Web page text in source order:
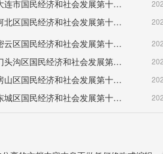
。莘县创智谷数字经济园区被确定
服务中心4个，改造提升村级服务
。医养健康产业发展良好，全县各
第二届香瓜电商节、第八届冀鲁豫
举拉开了城市框架;编制完成城市绿
盛路、新华路南段、商业街东段、
店南街西段供排水管网工程。棚户区
套。城区交通秩序综合整治成效
（辽宁省）大连市国民经济和社会发展第十五个五年规划纲要
（天津市）河北区国民经济和社会发展第十五个五年规划纲要
（北京市）密云区国民经济和社会发展第十五个五年规划纲要
（北京市）门头沟区国民经济和社会发展第十五个五年规划纲要
（北京市）房山区国民经济和社会发展第十五个五年规划纲要
（北京市）东城区国民经济和社会发展第十五个五年规划纲要